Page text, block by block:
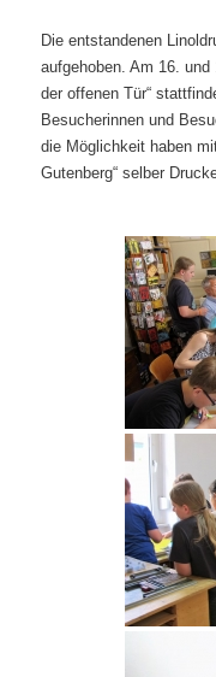
Die entstandenen
aufgehoben. Am 16. und
der offenen Tür“
Besucherinnen und
die Möglichkeit haben
Gutenberg“ selber